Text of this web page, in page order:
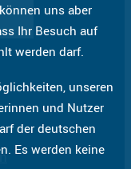
uns aber
Ihr Besuch auf
werden darf.
unseren
und Nutzer
der deutschen
Es werden keine